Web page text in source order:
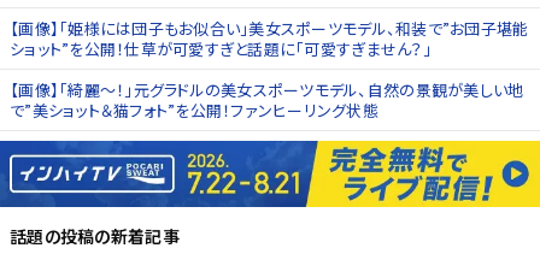
【画像】「姫様には団子もお似合い」美女スポーツモデル、和装で”お団子堪能
ショット”を公開！仕草が可愛すぎと話題に「可愛すぎません？」
【画像】「綺麗〜！」元グラドルの美女スポーツモデル、自然の景観が美しい地
で”美ショット＆猫フォト”を公開！ファンヒーリング状態
話題の投稿の新着記事